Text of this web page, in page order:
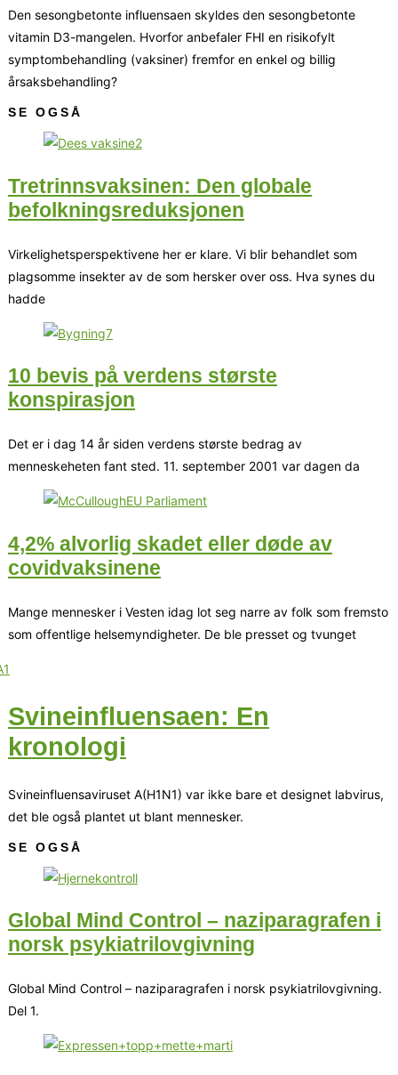
Den sesongbetonte influensaen skyldes den sesongbetonte
vitamin D3-mangelen. Hvorfor anbefaler FHI en risikofylt
symptombehandling (vaksiner) fremfor en enkel og billig
årsaksbehandling?
SE OGSÅ
Tretrinnsvaksinen: Den globale
befolkningsreduksjonen
Virkelighetsperspektivene her er klare. Vi blir behandlet som
plagsomme insekter av de som hersker over oss. Hva synes du
hadde
10 bevis på verdens største
konspirasjon
Det er i dag 14 år siden verdens største bedrag av
menneskeheten fant sted. 11. september 2001 var dagen da
4,2% alvorlig skadet eller døde av
covidvaksinene
Mange mennesker i Vesten idag lot seg narre av folk som fremsto
som offentlige helsemyndigheter. De ble presset og tvunget
Svineinfluensaen: En
kronologi
Svineinfluensaviruset A(H1N1) var ikke bare et designet labvirus,
det ble også plantet ut blant mennesker.
SE OGSÅ
Global Mind Control – naziparagrafen i
norsk psykiatrilovgivning
Global Mind Control – naziparagrafen i norsk psykiatrilovgivning.
Del 1.